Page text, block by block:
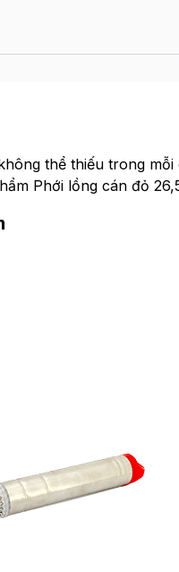
thể thiếu trong
Phới lồng cán đỏ